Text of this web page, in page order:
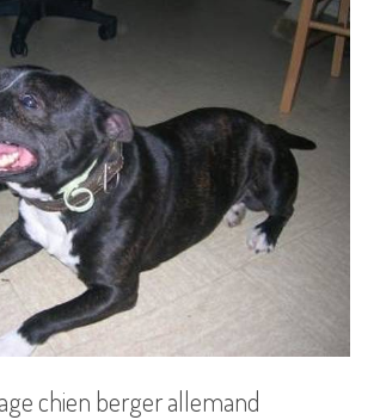
chien berger allemand